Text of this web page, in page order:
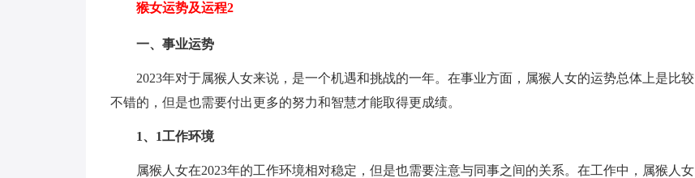
猴女运势及运程2
一、事业运势
2023年对于属猴人女来说，是一个机遇和挑战的一年。在事业方面，属猴人女的运势总体上是比较
不错的，但是也需要付出更多的努力和智慧才能取得更成绩。
1、1工作环境
属猴人女在2023年的工作环境相对稳定，但是也需要注意与同事之间的关系。在工作中，属猴人女